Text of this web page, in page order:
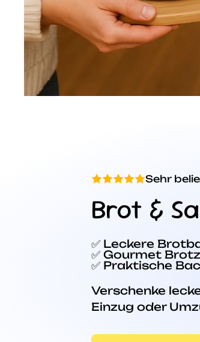
Sehr
Brot &
✅ Leckere
✅ Gourmet
✅ Praktische
Verschenke
Einzug oder